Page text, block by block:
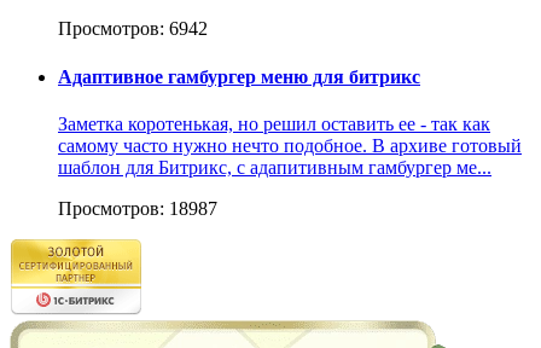
Просмотров: 6942
Адаптивное гамбургер меню для битрикс
Заметка коротенькая, но решил оставить ее - так как
самому часто нужно нечто подобное. В архиве готовый
шаблон для Битрикс, с адапитивным гамбургер ме...
Просмотров: 18987